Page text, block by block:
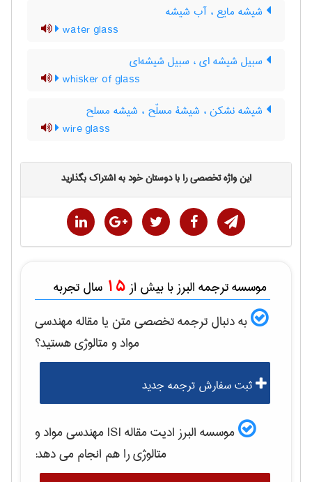
شیشه مایع ، آب شیشه
water glass
سبیل شیشه ای ، سبیل شیشه‌ای
whisker of glass
شیشه نشکن ، شیشۀ مسلّح ، شیشه مسلح
wire glass
این واژه تخصصی را با دوستان خود به اشتراک بگذارید
موسسه ترجمه البرز با بیش از 15 سال تجربه
به دنبال ترجمه تخصصی متن یا مقالهمهندسی
مواد و متالوژیهستید؟
ثبت سفارش ترجمه جدید
موسسه البرز ادیت مقاله ISI
مهندسی مواد و
متالوژیرا هم انجام می دهد: